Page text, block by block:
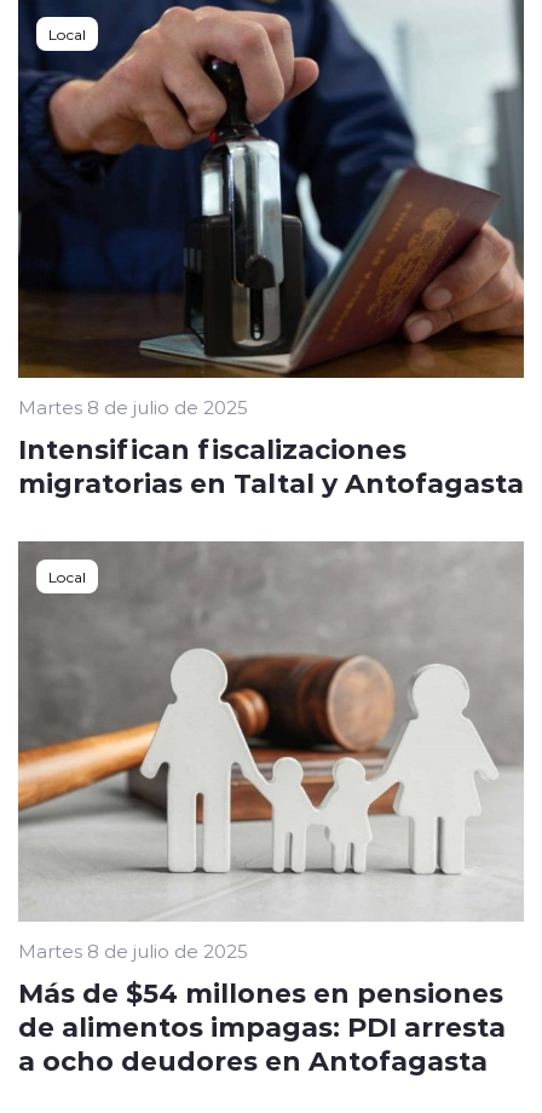
Local
Martes 8 de julio de 2025
Intensifican fiscalizaciones
migratorias en Taltal y Antofagasta
Local
Martes 8 de julio de 2025
Más de $54 millones en pensiones
de alimentos impagas: PDI arresta
a ocho deudores en Antofagasta